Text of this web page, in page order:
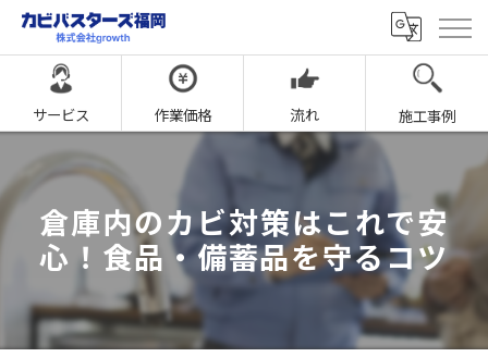
サービス 作業価格 流れ 施工事例
倉庫内のカビ対策はこれで安
心！食品・備蓄品を守るコツ